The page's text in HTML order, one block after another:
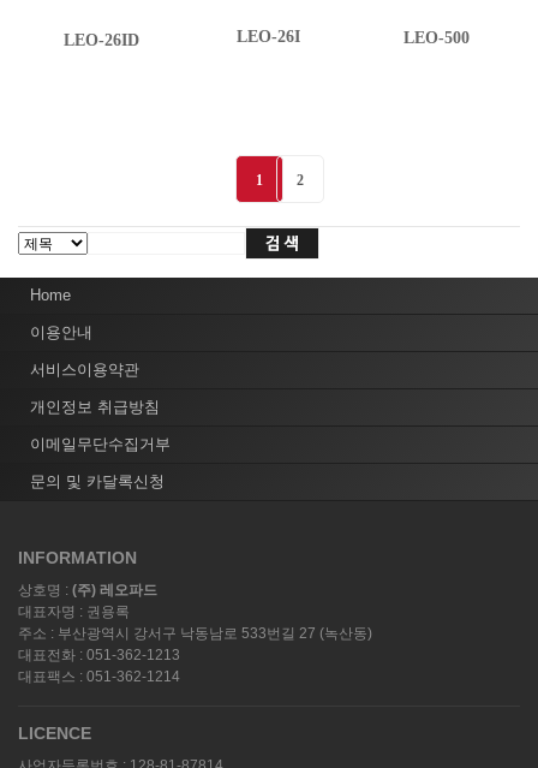
LEO-26ID LEO-26I LEO-500
1 2
Home
이용안내
서비스이용약관
개인정보 취급방침
이메일무단수집거부
문의 및 카달록신청
INFORMATION
상호명 : (주) 레오파드
대표자명 : 권용록
주소 : 부산광역시 강서구 낙동남로 533번길 27 (녹산동)
대표전화 : 051-362-1213
대표팩스 : 051-362-1214
LICENCE